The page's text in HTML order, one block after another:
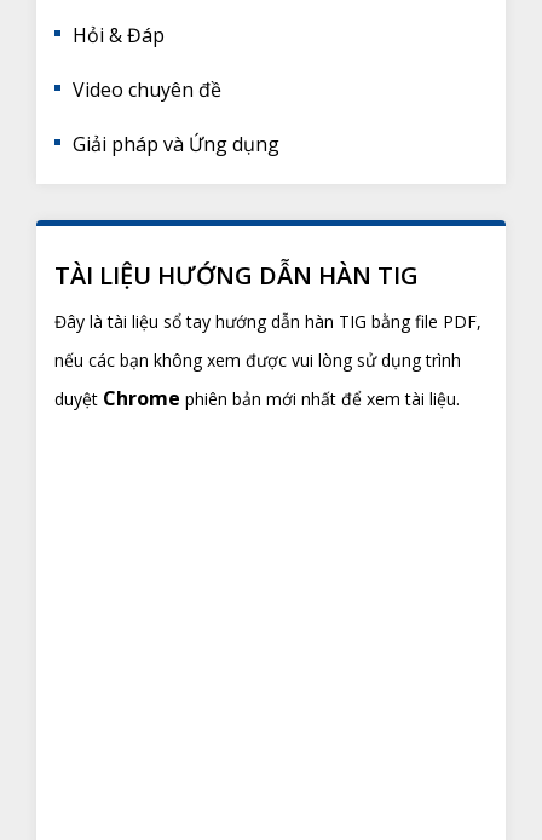
Hỏi & Đáp
Video chuyên đề
Giải pháp và Ứng dụng
TÀI LIỆU HƯỚNG DẪN HÀN TIG
Đây là tài liệu sổ tay hướng dẫn hàn TIG bằng file PDF,
nếu các bạn không xem được vui lòng sử dụng trình
duyệt Chrome phiên bản mới nhất để xem tài liệu.